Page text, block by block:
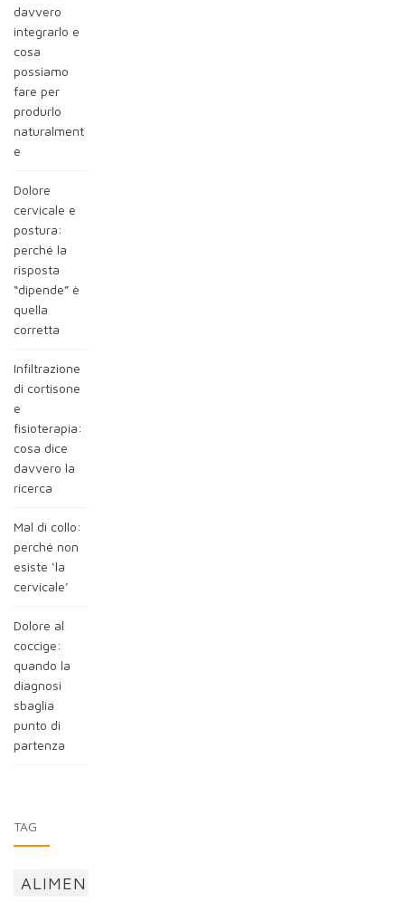
davvero
integrarlo e
cosa
possiamo
fare per
produrlo
naturalment
e
Dolore
cervicale e
postura:
perché la
risposta
“dipende” è
quella
corretta
Infiltrazione
di cortisone
e
fisioterapia:
cosa dice
davvero la
ricerca
Mal di collo:
perché non
esiste ‘la
cervicale’
Dolore al
coccige:
quando la
diagnosi
sbaglia
punto di
partenza
TAG
ALIMENTAZIONE